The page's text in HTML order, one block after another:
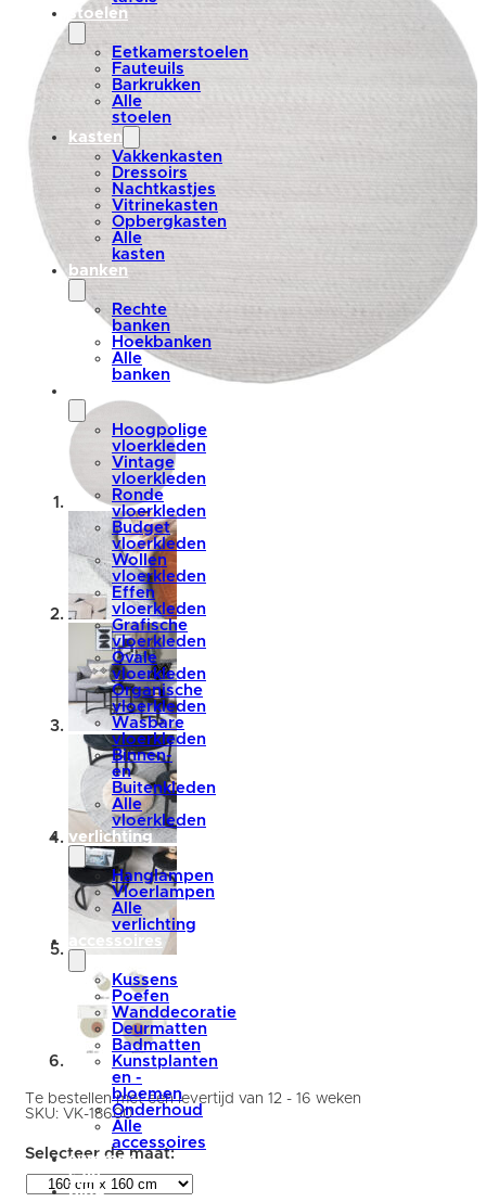
stoelen
Eetkamerstoelen
Fauteuils
Barkrukken
Alle
stoelen
kasten
Vakkenkasten
Dressoirs
Nachtkastjes
Vitrinekasten
Opbergkasten
Alle
kasten
banken
Rechte
banken
Hoekbanken
Alle
banken
Hoogpolige
vloerkleden
Vintage
vloerkleden
Ronde
vloerkleden
Budget
vloerkleden
Wollen
vloerkleden
Effen
vloerkleden
Grafische
vloerkleden
Ovale
vloerkleden
Organische
vloerkleden
Wasbare
vloerkleden
Binnen-
en
Buitenkleden
Alle
vloerkleden
verlichting
Hanglampen
Vloerlampen
Alle
verlichting
accessoires
Kussens
Poefen
Wanddecoratie
Deurmatten
Badmatten
Kunstplanten
en -
bloemen
Onderhoud
Alle
accessoires
summer
sale
blog
Te bestellen met een levertijd van 12 - 16 weken
SKU: VK-18600